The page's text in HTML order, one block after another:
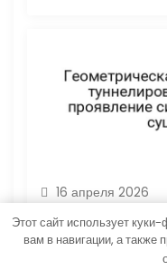
16 апреля 2026
Uncategorised
Этот сайт использует
вам в навигации, а также